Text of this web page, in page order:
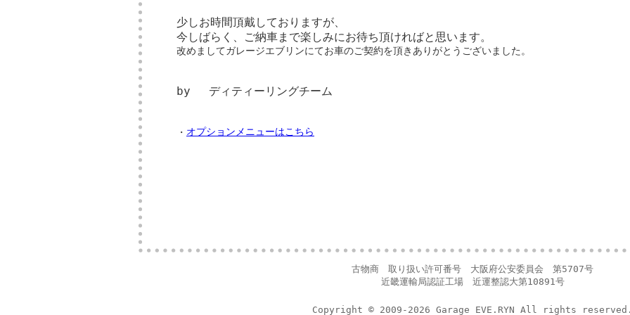
少しお時間頂戴しておりますが、
今しばらく、ご納車まで楽しみにお待ち頂ければと思います。
改めましてガレージエブリンにてお車のご契約を頂きありがとうございました。
by ディティーリングチーム
・ オプションメニューはこちら
古物商 取り扱い許可番号 大阪府公安委員会 第5707号
近畿運輸局認証工場 近運整認大第10891号
Copyright © 2009-2026 Garage EVE.RYN All rights reserved.